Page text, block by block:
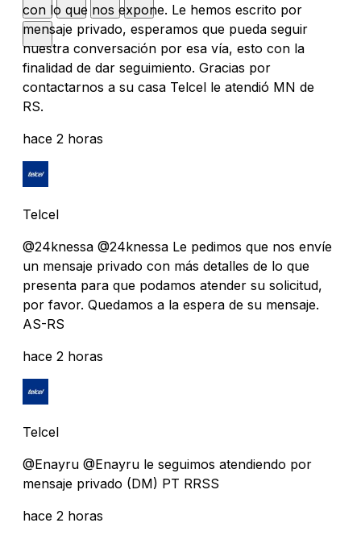
con lo que nos expone. Le hemos escrito por
mensaje privado, esperamos que pueda seguir
nuestra conversación por esa vía, esto con la
finalidad de dar seguimiento. Gracias por
contactarnos a su casa Telcel le atendió MN de
RS.
hace 2 horas
Telcel
@24knessa @24knessa Le pedimos que nos envíe
un mensaje privado con más detalles de lo que
presenta para que podamos atender su solicitud,
por favor. Quedamos a la espera de su mensaje.
AS-RS
hace 2 horas
Telcel
@Enayru @Enayru le seguimos atendiendo por
mensaje privado (DM) PT RRSS
hace 2 horas